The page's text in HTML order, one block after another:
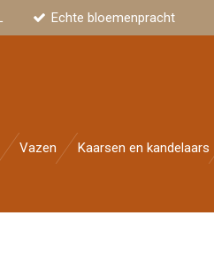
Echte bloemenpracht
Vazen Kaarsen en kandelaars